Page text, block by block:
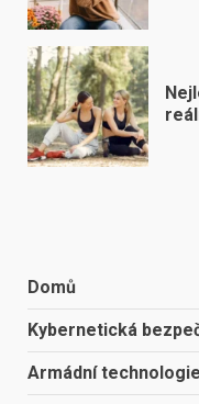
Domů
Kybernetická
Armádní technologie